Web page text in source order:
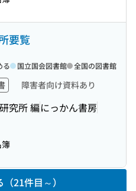
要覧
障害者向け資料あり
究所 編にっかん書房
る 国立国会図書館 全国の図書館
21件目～）